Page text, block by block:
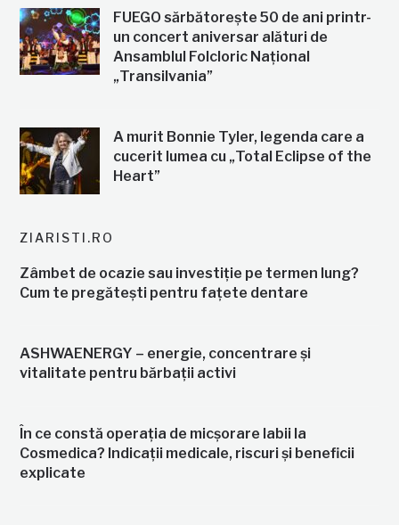
FUEGO sărbătorește 50 de ani printr-
un concert aniversar alături de
Ansamblul Folcloric Național
„Transilvania”
A murit Bonnie Tyler, legenda care a
cucerit lumea cu „Total Eclipse of the
Heart”
ZIARISTI.RO
Zâmbet de ocazie sau investiție pe termen lung?
Cum te pregătești pentru fațete dentare
ASHWAENERGY – energie, concentrare și
vitalitate pentru bărbații activi
În ce constă operația de micșorare labii la
Cosmedica? Indicații medicale, riscuri și beneficii
explicate